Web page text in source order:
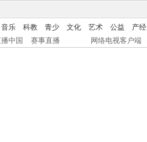
音乐 科教 青少 文化 艺术 公益 产经
中国
赛事直播 网络电视客户端